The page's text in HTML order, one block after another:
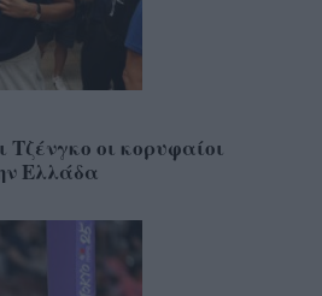
οι κορυφαίοι
Ελλάδα